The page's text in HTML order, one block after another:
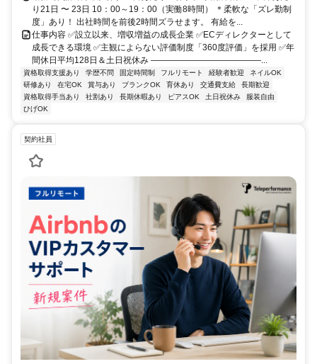
り21日 〜 23日 10：00～19：00（実働8時間） ＊柔軟な「ズレ勤制
度」あり！ 出社時間を前後2時間ズラせます。 有給を...
仕事内容 ✅設立以来、増収増益の成長企業 ✅ECディレクターとして
成長できる環境 ✅主観によらない評価制度「360度評価」を採用 ✅年
間休日平均128日＆土日祝休み ―――――――――――――...
資格取得支援あり 学歴不問 固定時間制 フルリモート 経験者歓迎
ネイルOK
研修あり
在宅OK 賞与あり ブランクOK 育休あり 交通費支給
長期歓迎
資格取得手当あり
社割あり 長期休暇あり ピアスOK 土日祝休み
服装自由
ひげOK
契約社員